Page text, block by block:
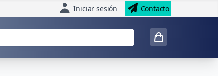
Iniciar sesión Contacto